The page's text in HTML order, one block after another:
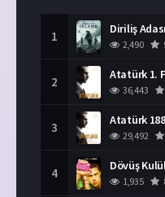
1 Diriliş
2,490
2 Atatürk 1.
36,443
3 Atatürk
29,492
4 Dövüş
1,935